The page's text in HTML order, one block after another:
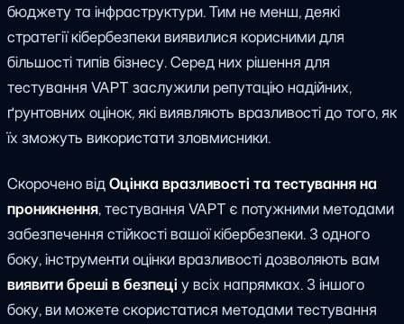
бюджету та інфраструктури. Тим не менш, деякі
стратегії кібербезпеки виявилися корисними для
більшості типів бізнесу. Серед них рішення для
тестування VAPT заслужили репутацію надійних,
ґрунтовних оцінок, які виявляють вразливості до того, як
їх зможуть використати зловмисники.
Скорочено відОцінка вразливості та тестування на
проникнення, тестування VAPT є потужними методами
забезпечення стійкості вашої кібербезпеки. З одного
боку, інструменти оцінки вразливості дозволяють вам
виявити бреші в безпеці у всіх напрямках. З іншого
боку, ви можете скористатися методами тестування